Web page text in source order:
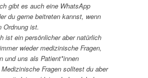
gibt es auch eine WhatsApp
du gerne beitreten kannst, wenn
Ordnung ist.
ist ein persönlicher aber natürlich
wieder medizinische Fragen,
und uns als Patient*innen
Fragen solltest du aber